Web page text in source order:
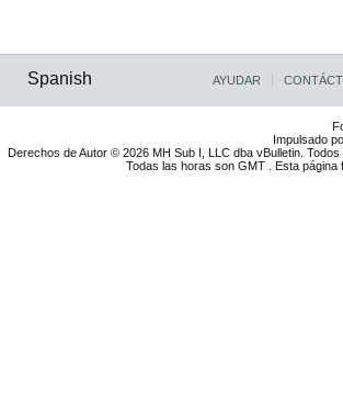
Spanish AYUDAR
Impulsado
Derechos de Autor © 2026 MH Sub I, LLC dba vBulletin.
Todas las horas son GMT . Esta página